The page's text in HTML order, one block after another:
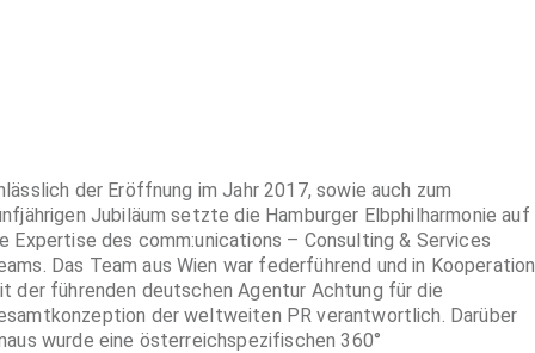
der Eröffnung im Jahr 2017, sowie auch zum
Jubiläum setzte die Hamburger Elbphilharmonie auf
Expertise des comm:unications – Consulting & Services
Das Team aus Wien war federführend und in Kooperation
der führenden deutschen Agentur Achtung für die
der weltweiten PR verantwortlich. Darüber
wurde eine österreichspezifischen 360°